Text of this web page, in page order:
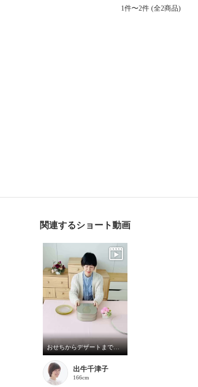
1件〜2件 (全2商品)
関連するショート動画
おせちからデザートまで！幅広いシーンで使える二段重箱
出牛千津子
166cm